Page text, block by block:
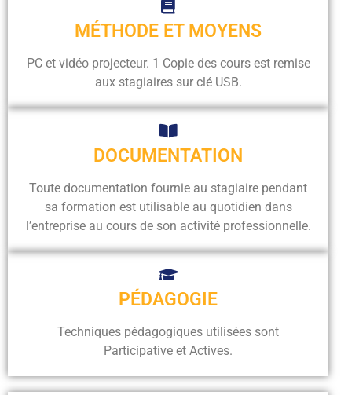
MÉTHODE ET MOYENS
PC et vidéo projecteur. 1 Copie des cours est remise
aux stagiaires sur clé USB.
DOCUMENTATION
Toute documentation fournie au stagiaire pendant
sa formation est utilisable au quotidien dans
l’entreprise au cours de son activité professionnelle.
PÉDAGOGIE
Techniques pédagogiques utilisées sont
Participative et Actives.